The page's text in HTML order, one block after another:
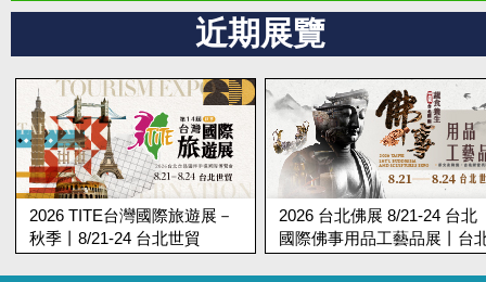
近期展覽
2026 台北佛展 8/21-24 台北
國際佛事用品工藝品展丨台北
第19屆台北蔬食展 8/21-24
北國際蔬食養生展丨台北世